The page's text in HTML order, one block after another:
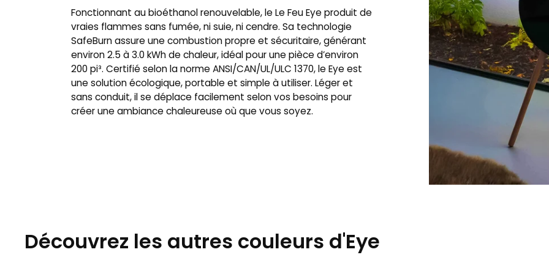
Fonctionnant au bioéthanol renouvelable, le Le Feu Eye produit de
vraies flammes sans fumée, ni suie, ni cendre. Sa technologie
SafeBurn assure une combustion propre et sécuritaire, générant
environ 2.5 à 3.0 kWh de chaleur, idéal pour une pièce d’environ
200 pi³. Certifié selon la norme ANSI/CAN/UL/ULC 1370, le Eye est
une solution écologique, portable et simple à utiliser. Léger et
sans conduit, il se déplace facilement selon vos besoins pour
créer une ambiance chaleureuse où que vous soyez.
Découvrez les autres couleurs d'Eye